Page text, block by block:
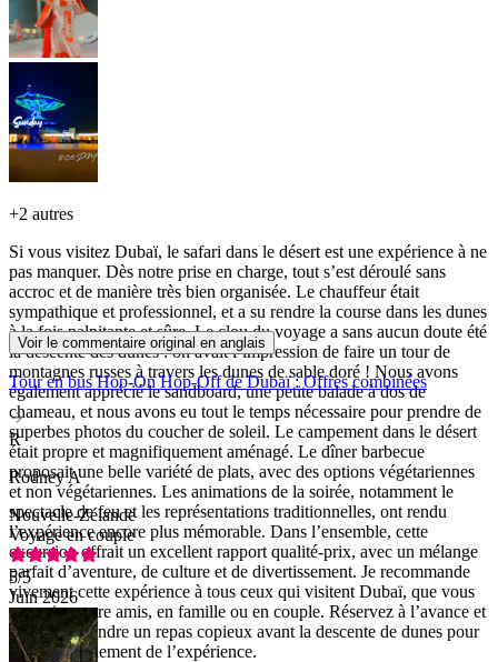
+2 autres
Si vous visitez Dubaï, le safari dans le désert est une expérience à ne
pas manquer. Dès notre prise en charge, tout s’est déroulé sans
accroc et de manière très bien organisée. Le chauffeur était
sympathique et professionnel, et a su rendre la course dans les dunes
à la fois palpitante et sûre. Le clou du voyage a sans aucun doute été
la descente des dunes : on avait l’impression de faire un tour de
montagnes russes à travers les dunes de sable doré ! Nous avons
également apprécié le sandboard, une petite balade à dos de
chameau, et nous avons eu tout le temps nécessaire pour prendre de
superbes photos du coucher de soleil. Le campement dans le désert
était propre et magnifiquement aménagé. Le dîner barbecue
proposait une belle variété de plats, avec des options végétariennes
et non végétariennes. Les animations de la soirée, notamment le
spectacle de feu et les représentations traditionnelles, ont rendu
l’expérience encore plus mémorable. Dans l’ensemble, cette
excursion offrait un excellent rapport qualité-prix, avec un mélange
parfait d’aventure, de culture et de divertissement. Je recommande
vivement cette expérience à tous ceux qui visitent Dubaï, que vous
voyagiez entre amis, en famille ou en couple. Réservez à l’avance et
évitez de prendre un repas copieux avant la descente de dunes pour
profiter pleinement de l’expérience.
Voir le commentaire original en anglais
Tour en bus Hop-On Hop-Off de Dubaï : Offres combinées
R
Rodney A
Nouvelle-Zélande
Voyage en couple
5/5
Juin 2026